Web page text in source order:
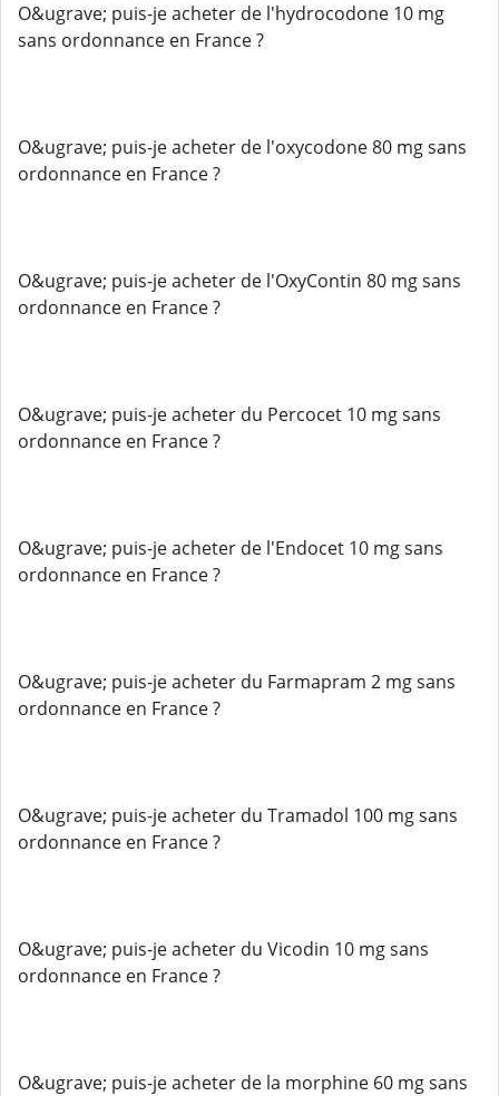
O&ugrave; puis-je acheter de l'hydrocodone 10 mg
sans ordonnance en France ?
O&ugrave; puis-je acheter de l'oxycodone 80 mg sans
ordonnance en France ?
O&ugrave; puis-je acheter de l'OxyContin 80 mg sans
ordonnance en France ?
O&ugrave; puis-je acheter du Percocet 10 mg sans
ordonnance en France ?
O&ugrave; puis-je acheter de l'Endocet 10 mg sans
ordonnance en France ?
O&ugrave; puis-je acheter du Farmapram 2 mg sans
ordonnance en France ?
O&ugrave; puis-je acheter du Tramadol 100 mg sans
ordonnance en France ?
O&ugrave; puis-je acheter du Vicodin 10 mg sans
ordonnance en France ?
O&ugrave; puis-je acheter de la morphine 60 mg sans